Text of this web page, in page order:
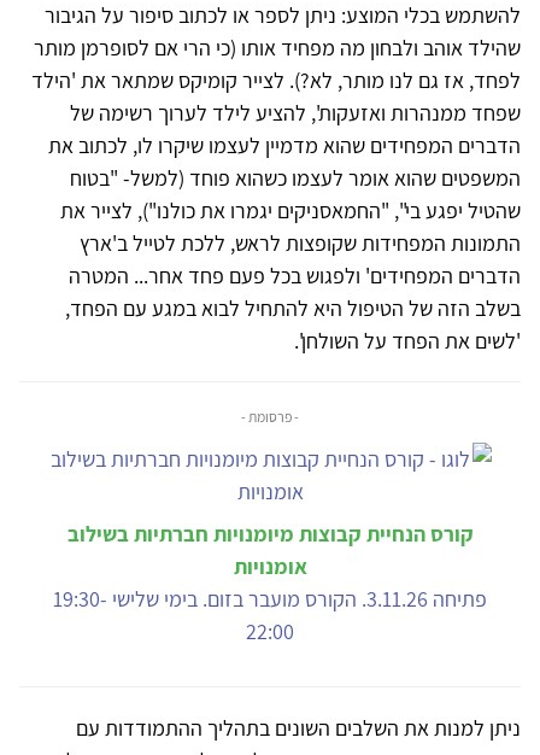
להשתמש בכלי המוצע: ניתן לספר או לכתוב סיפור על הגיבור
שהילד אוהב ולבחון מה מפחיד אותו (כי הרי אם לסופרמן מותר
לפחד, אז גם לנו מותר, לא?). לצייר קומיקס שמתאר את 'הילד
שפחד ממנהרות ואזעקות', להציע לילד לערוך רשימה של
הדברים המפחידים שהוא מדמיין לעצמו שיקרו לו, לכתוב את
המשפטים שהוא אומר לעצמו כשהוא פוחד (למשל- "בטוח
שהטיל יפגע בי", "החמאסניקים יגמרו את כולנו"), לצייר את
התמונות המפחידות שקופצות לראש, ללכת לטייל ב'ארץ
הדברים המפחידים' ולפגוש בכל פעם פחד אחר... המטרה
בשלב הזה של הטיפול היא להתחיל לבוא במגע עם הפחד,
'לשים את הפחד על השולחן'.
- פרסומת -
קורס הנחיית קבוצות מיומנויות חברתיות בשילוב
אומנויות
פתיחה 3.11.26. הקורס מועבר בזום. בימי שלישי 19:30-
22:00
ניתן למנות את השלבים השונים בתהליך ההתמודדות עם